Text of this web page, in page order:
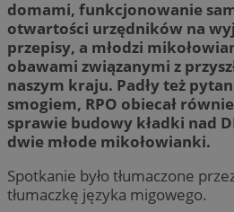
domami, funkcjonowanie
otwartości urzędników na
przepisy, a młodzi
obawami związanymi z
naszym kraju. Padły też
smogiem, RPO obiecał
sprawie budowy kładki nad
dwie młode mikołowianki.
Spotkanie było tłumaczone
tłumaczkę języka migowego.